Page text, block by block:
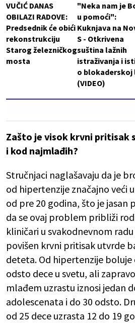
VUČIĆ DANAS
OBILAZI RADOVE:
Predsednik će obići
rekonstrukciju
Starog železničkog
mosta
"Neka nam je
u pomoći":
Kuknjava na
S - Otkrivena
suština lažnih
istraživanja i
o
(VIDEO)
Zašto je visok krvni pritisak
i kod najmlađih?
Stručnjaci naglašavaju da je
od hipertenzije značajno veći
od pre 20 godina, što je
da se ovaj problem približi
kliničari u svakodnevnom
povišen krvni pritisak utvrde
deteta. Od hipertenzije
odsto dece u svetu, ali
mlađem uzrastu iznosi jedan
adolescenata i do 30 odsto.
od 25 dece uzrasta 12 do 19